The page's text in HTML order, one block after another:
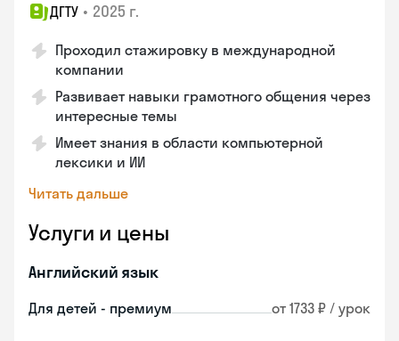
ДГТУ • 2025 г.
Проходил стажировку в международной
компании
Развивает навыки грамотного общения через
интересные темы
Имеет знания в области компьютерной
лексики и ИИ
Читать дальше
Услуги и цены
Английский язык
Для детей - премиум от 1733 ₽ / урок